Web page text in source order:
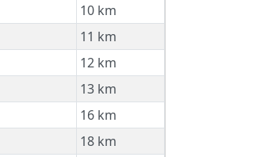
10 km
11 km
12 km
13 km
16 km
18 km